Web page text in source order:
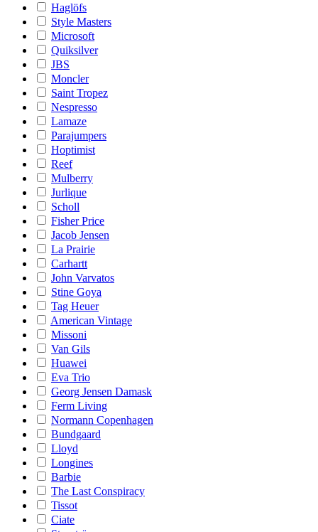
Haglöfs
Style Masters
Microsoft
Quiksilver
JBS
Moncler
Saint Tropez
Nespresso
Lamaze
Parajumpers
Hoptimist
Reef
Mulberry
Jurlique
Scholl
Fisher Price
Jacob Jensen
La Prairie
Carhartt
John Varvatos
Stine Goya
Tag Heuer
American Vintage
Missoni
Van Gils
Huawei
Eva Trio
Georg Jensen Damask
Ferm Living
Normann Copenhagen
Bundgaard
Lloyd
Longines
Barbie
The Last Conspiracy
Tissot
Ciate